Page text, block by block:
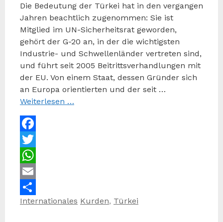
Die Bedeutung der Türkei hat in den vergangen
Jahren beachtlich zugenommen: Sie ist
Mitglied im UN-Sicherheitsrat geworden,
gehört der G-20 an, in der die wichtigsten
Industrie- und Schwellenländer vertreten sind,
und führt seit 2005 Beitrittsverhandlungen mit
der EU. Von einem Staat, dessen Gründer sich
an Europa orientierten und der seit …
Weiterlesen …
Facebook
Twitter
WhatsApp
Email
Teilen
Kategorien
Internationales Schlagwörter
Kurden, Türkei